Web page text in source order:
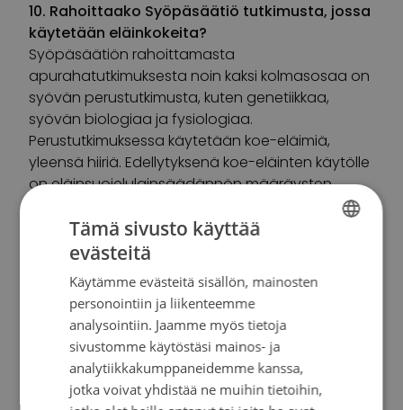
10. Rahoittaako Syöpäsäätiö tutkimusta, jossa
käytetään eläinkokeita?
Syöpäsäätiön rahoittamasta
apurahatutkimuksesta noin kaksi kolmasosaa on
syövän perustutkimusta, kuten genetiikkaa,
syövän biologiaa ja fysiologiaa.
Perustutkimuksessa käytetään koe-eläimiä,
yleensä hiiriä. Edellytyksenä koe-eläinten käytölle
on eläinsuojelulainsäädännön määräysten
Perustutkimuksessa selvitetään syövän syntyyn
ja kehittymiseen liittyviä asioita ja niissä koe-
tarpeelliseksi.
Kysymyksiä ja vastauksia
SWEDISH
Tämä sivusto käyttää
evästeitä
Käytämme evästeitä sisällön, mainosten
personointiin ja liikenteemme
analysointiin. Jaamme myös tietoja
sivustomme käytöstäsi mainos- ja
analytiikkakumppaneidemme kanssa,
jotka voivat yhdistää ne muihin tietoihin,